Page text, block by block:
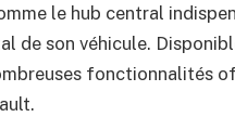
le hub central
de son véhicule.
fonctionnalités